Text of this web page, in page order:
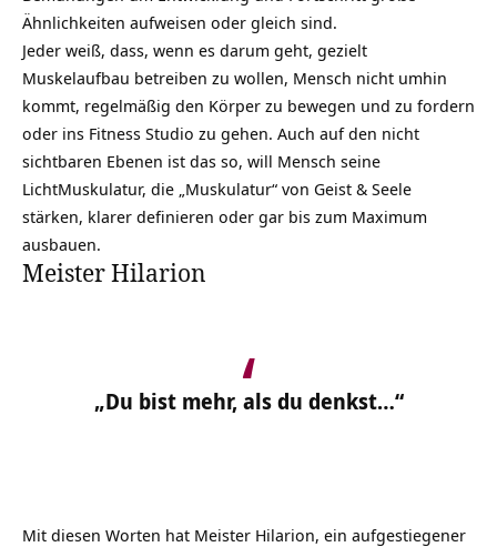
Ähnlichkeiten aufweisen oder gleich sind.
Jeder weiß, dass, wenn es darum geht, gezielt
Muskelaufbau betreiben zu wollen, Mensch nicht umhin
kommt, regelmäßig den Körper zu bewegen und zu fordern
oder ins Fitness Studio zu gehen. Auch auf den nicht
sichtbaren Ebenen ist das so, will Mensch seine
LichtMuskulatur, die „Muskulatur“ von Geist & Seele
stärken, klarer definieren oder gar bis zum Maximum
ausbauen.
Meister Hilarion
„Du bist mehr, als du denkst…“
Mit diesen Worten hat Meister Hilarion, ein aufgestiegener